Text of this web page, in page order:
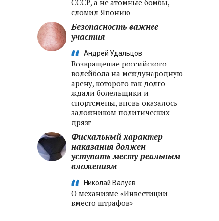
СССР, а не атомные бомбы,
сломил Японию
Безопасность важнее
участия
Андрей Удальцов
Возвращение российского
волейбола на международную
арену, которого так долго
ждали болельщики и
спортсмены, вновь оказалось
заложником политических
дрязг
Фискальный характер
наказания должен
уступать месту реальным
вложениям
Николай Валуев
О механизме «Инвестиции
вместо штрафов»